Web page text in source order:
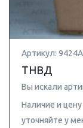
Артикул:
ТНВД
Вы искали
Наличие и цену
уточняйте у